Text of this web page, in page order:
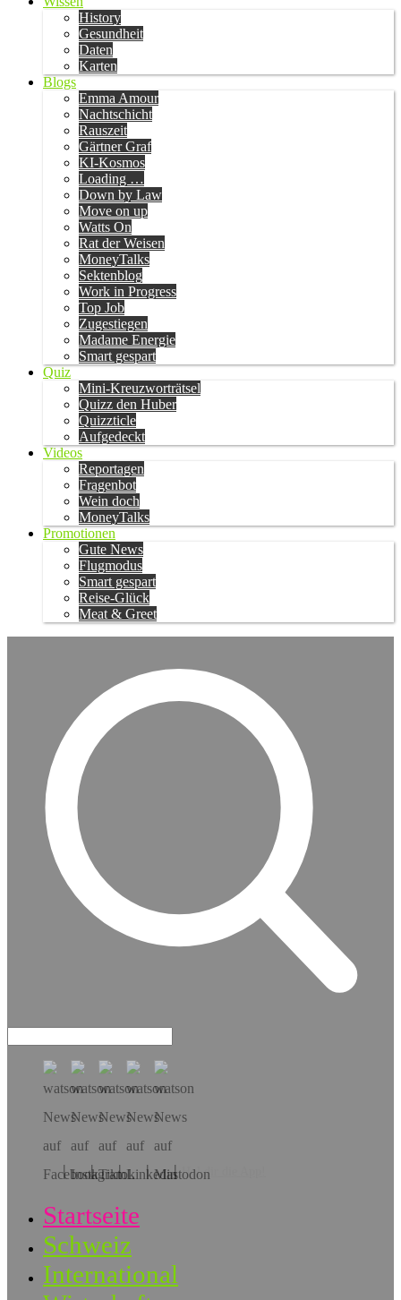
History
Gesundheit
Daten
Karten
Blogs
Emma Amour
Nachtschicht
Rauszeit
Gärtner Graf
KI-Kosmos
Loading …
Down by Law
Move on up
Watts On
Rat der Weisen
MoneyTalks
Sektenblog
Work in Progress
Top Job
Zugestiegen
Madame Energie
Smart gespart
Quiz
Mini-Kreuzworträtsel
Quizz den Huber
Quizzticle
Aufgedeckt
Videos
Reportagen
Fragenbot
Wein doch
MoneyTalks
Promotionen
Gute News
Flugmodus
Smart gespart
Reise-Glück
Meat & Greet
Hol dir die App!
Startseite
Schweiz
International